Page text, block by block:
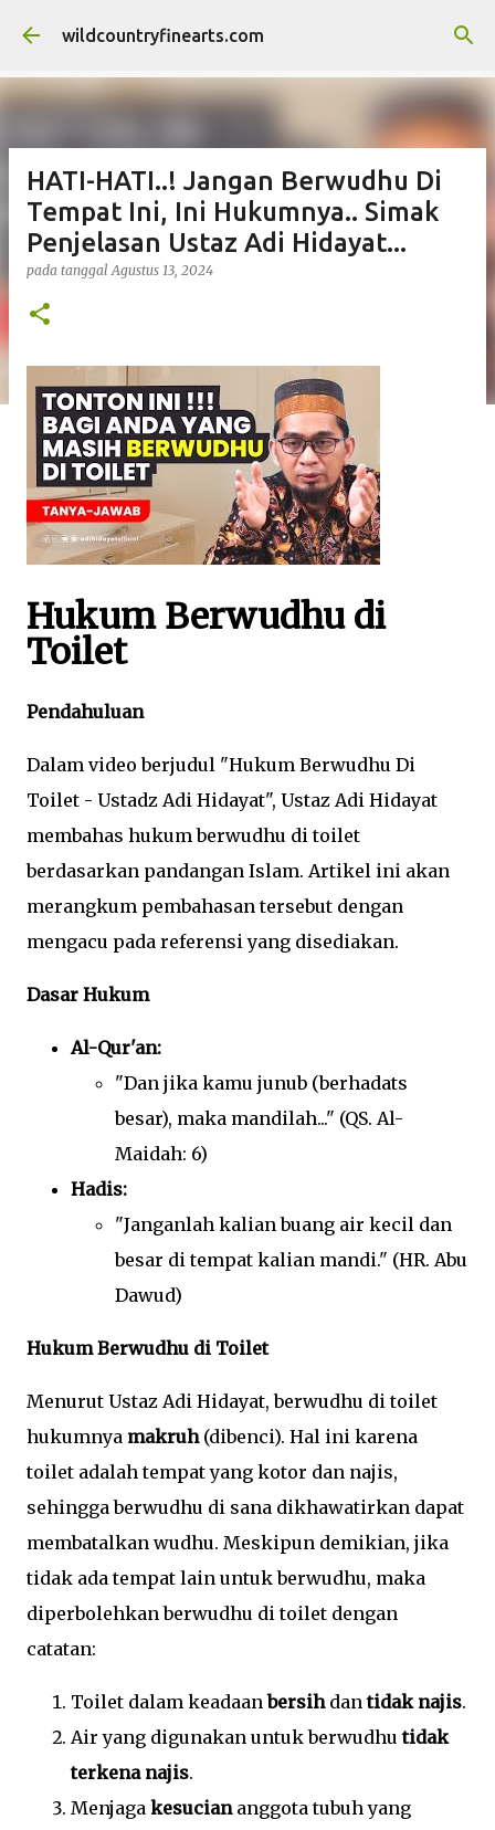
Langsung ke konten utama
wildcountryfinearts.com
HATI-HATI..! Jangan Berwudhu Di
Tempat Ini, Ini Hukumnya.. Simak
Penjelasan Ustaz Adi Hidayat...
pada tanggalAgustus 13, 2024
Hukum Berwudhu di
Toilet
Pendahuluan
Dalam video berjudul "Hukum Berwudhu Di
Toilet - Ustadz Adi Hidayat", Ustaz Adi Hidayat
membahas hukum berwudhu di toilet
berdasarkan pandangan Islam. Artikel ini akan
merangkum pembahasan tersebut dengan
mengacu pada referensi yang disediakan.
Dasar Hukum
Al-Qur'an:
"Dan jika kamu junub (berhadats
besar), maka mandilah..." (QS. Al-
Maidah: 6)
Hadis:
"Janganlah kalian buang air kecil dan
besar di tempat kalian mandi." (HR. Abu
Dawud)
Hukum Berwudhu di Toilet
Menurut Ustaz Adi Hidayat, berwudhu di toilet
hukumnya makruh(dibenci). Hal ini karena
toilet adalah tempat yang kotor dan najis,
sehingga berwudhu di sana dikhawatirkan dapat
membatalkan wudhu. Meskipun demikian, jika
tidak ada tempat lain untuk berwudhu, maka
diperbolehkan berwudhu di toilet dengan
catatan:
Toilet dalam keadaanbersihdantidak najis.
Air yang digunakan untuk berwudhutidak
terkena najis.
Menjaga kesuciananggota tubuh yang